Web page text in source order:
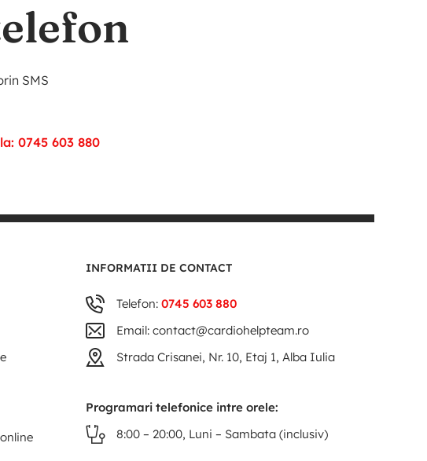
SMS
0745 603 880
INFORMATII DE CONTACT
Telefon:0745 603 880
Email: contact@cardiohelpteam.ro
Strada Crisanei, Nr. 10, Etaj 1, Alba Iulia
Programari telefonice intre orele:
8:00 – 20:00, Luni – Sambata (inclusiv)